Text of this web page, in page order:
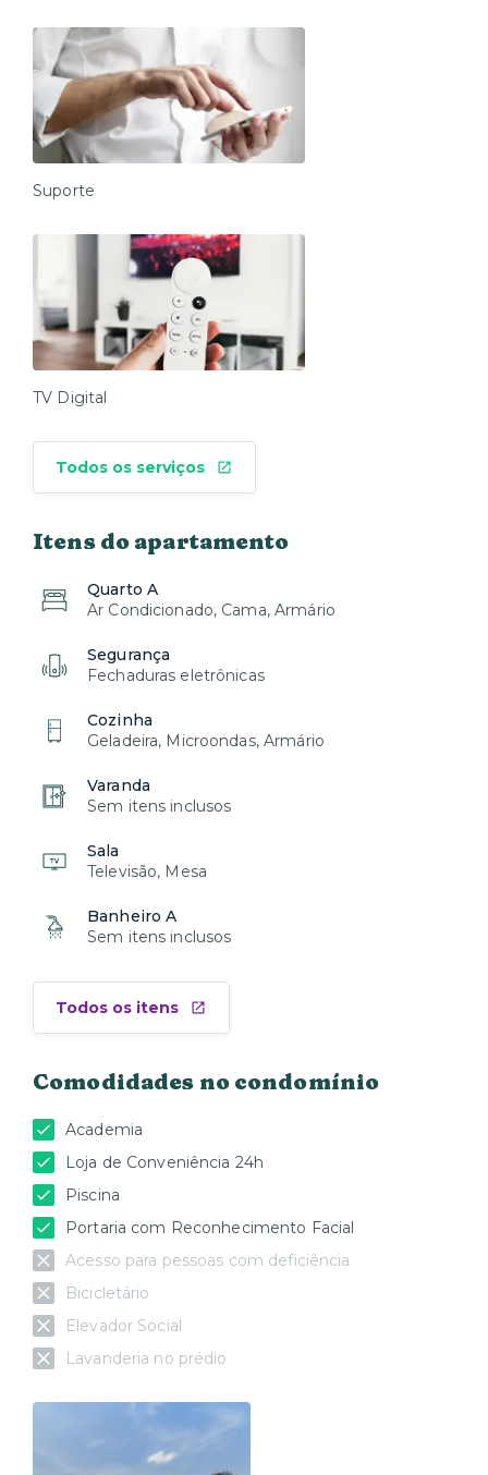
Suporte
TV Digital
Todos os serviços
Itens do apartamento
Quarto A
Ar Condicionado, Cama, Armário
Segurança
Fechaduras eletrônicas
Cozinha
Geladeira, Microondas, Armário
Varanda
Sem itens inclusos
Sala
Televisão, Mesa
Banheiro A
Sem itens inclusos
Todos os itens
Comodidades no condomínio
Academia
Loja de Conveniência 24h
Piscina
Portaria com Reconhecimento Facial
Acesso para pessoas com deficiência
Bicicletário
Elevador Social
Lavanderia no prédio